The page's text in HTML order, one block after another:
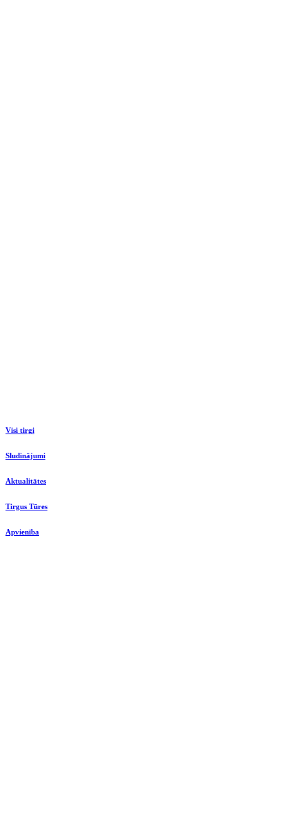
Visi tirgi
Sludinājumi
Aktualitātes
Tirgus Tūres
Apvienība